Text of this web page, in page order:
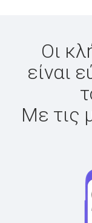
Οι
είναι
Με τις